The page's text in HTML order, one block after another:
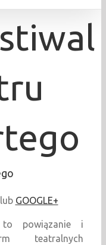
lub GOOGLE+
powiązanie i
teatralnych